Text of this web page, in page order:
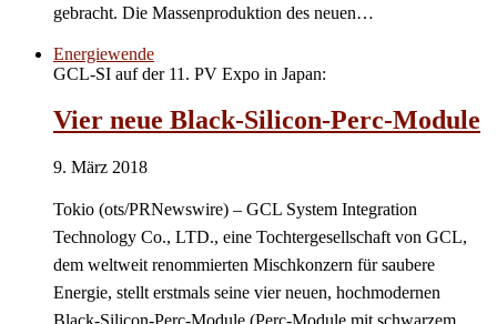
gebracht. Die Massenproduktion des neuen…
Energiewende
GCL-SI auf der 11. PV Expo in Japan:
Vier neue Black-Silicon-Perc-Module
9. März 2018
Tokio (ots/PRNewswire) – GCL System Integration
Technology Co., LTD., eine Tochtergesellschaft von GCL,
dem weltweit renommierten Mischkonzern für saubere
Energie, stellt erstmals seine vier neuen, hochmodernen